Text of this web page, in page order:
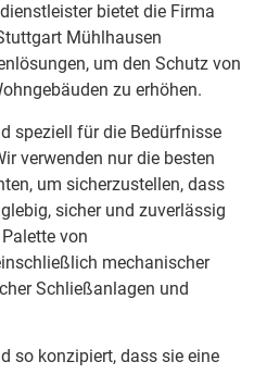
bietet die Firma
Mühlhausen
um den Schutz von
zu erhöhen.
speziell für die Bedürfnisse
verwenden nur die besten
um sicherzustellen, dass
sicher und zuverlässig
von
mechanischer
Schließanlagen und
so konzipiert, dass sie eine